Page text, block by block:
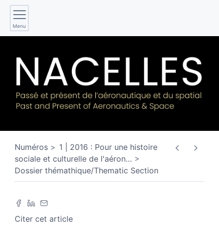
Menu
Numéros
1 | 2016 : Pour une histoire
sociale et culturelle de l'aéron…
Dossier thémathique/Thematic Section
Citer cet article